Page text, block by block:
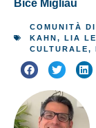
Bice Migliau
COMUNITÀ
KAHN, LIA
CULTURALE,